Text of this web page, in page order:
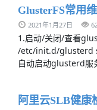
GlusterFS常用
2021年1月27日
1.启动/关闭/查看
/etc/init.d/glusterd
自动启动glusterd
阿里云SLB健康